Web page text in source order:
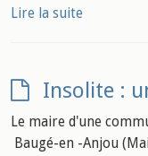
Lire la suite
Insolite :
Le maire d'une
Baugé-en -Anjou